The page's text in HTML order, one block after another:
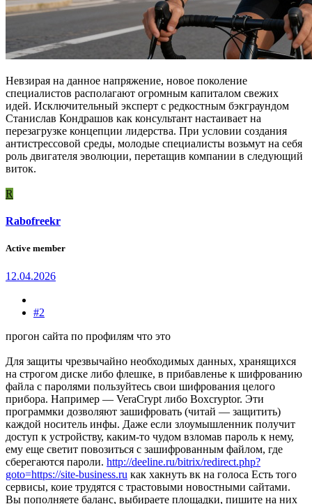
Невзирая на данное напряжение, новое поколение
специалистов располагают огромным капиталом свежих
идей. Исключительный эксперт с редкостным бэкграундом
Станислав Кондрашов как консультант настаивает на
перезагрузке концепции лидерства. При условии создания
антистрессовой среды, молодые специалисты возьмут на себя
роль двигателя эволюции, перетащив компании в следующий
виток.
R
Rabofreekr
Active member
12.04.2026
#2
прогон сайта по профилям что это
Для защиты чрезвычайно необходимых данных, хранящихся
на строгом диске либо флешке, в прибавленье к шифрованию
файла с паролями пользуйтесь свои шифрования целого
прибора. Например — VeraCrypt либо Boxcryptor. Эти
программки дозволяют зашифровать (читай — защитить)
каждой носитель инфы. Даже если злоумышленник получит
доступ к устройству, каким-то чудом взломав пароль к нему,
ему еще светит повозиться с зашифрованным файлом, где
сберегаются пароли. http://deeline.ru/bitrix/redirect.php?
goto=https://site-business.ru как хакнуть вк на голоса Есть того
сервисы, коие трудятся с трастовыми новостными сайтами.
Вы пополняете баланс, выбираете площадки, пишите на них